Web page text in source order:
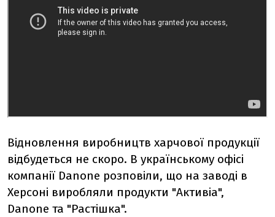
Відновлення виробництв харчової продукції
відбудеться не скоро. В українському офісі
компанії Danone розповіли, що на заводі в
Херсоні виробляли продукти "Активіа",
Danone та "Растішка".